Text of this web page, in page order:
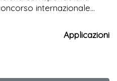
internazionale
Applicazioni